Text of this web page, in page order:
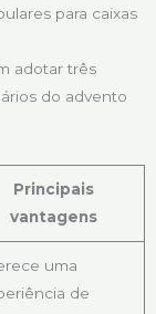
para caixas
adotar três
do advento
Principais
vantagens
uma
de